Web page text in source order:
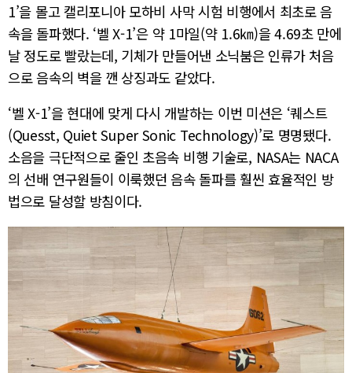
1’을 몰고 캘리포니아 모하비 사막 시험 비행에서 최초로 음
속을 돌파했다. ‘벨 X-1’은 약 1마일(약 1.6㎞)을 4.69초 만에
날 정도로 빨랐는데, 기체가 만들어낸 소닉붐은 인류가 처음
으로 음속의 벽을 깬 상징과도 같았다.
‘벨 X-1’을 현대에 맞게 다시 개발하는 이번 미션은 ‘퀘스트
(Quesst, Quiet Super Sonic Technology)’로 명명됐다.
소음을 극단적으로 줄인 초음속 비행 기술로, NASA는 NACA
의 선배 연구원들이 이룩했던 음속 돌파를 훨씬 효율적인 방
법으로 달성할 방침이다.